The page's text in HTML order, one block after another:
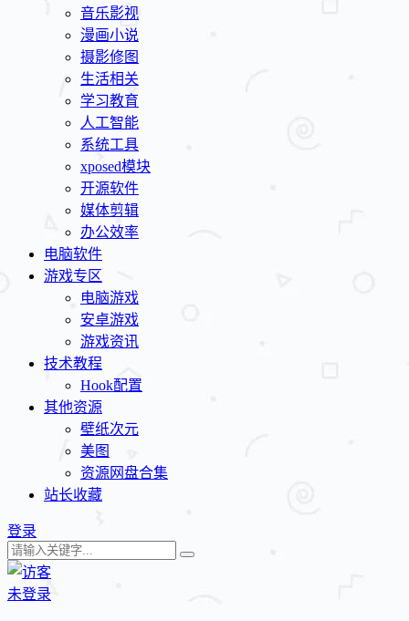
音乐影视
漫画小说
摄影修图
生活相关
学习教育
人工智能
系统工具
xposed模块
开源软件
媒体剪辑
办公效率
电脑软件
游戏专区
电脑游戏
安卓游戏
游戏资讯
技术教程
Hook配置
其他资源
壁纸次元
美图
资源网盘合集
站长收藏
登录
未登录